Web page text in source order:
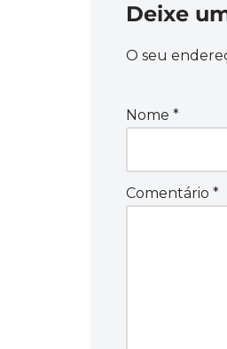
Deixe
O seu
Nome *
Comentário *